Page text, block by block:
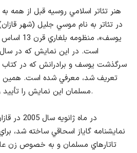
هنر تئاتر اسلامي روسيه قبل از همه
در تئاتر به نام موسي جليل (شهر
يوسف»،
سرگذشت يوسف و برادرانش كه در
تعريف شد، معرفي شده است. همين
مسلمان اين نمايش را تأييد و از اجراي آن قدرداني كنند.
در ماه
نمايشنامه گاياز اسحاقي ساخته شد،
تاتارهاي مسلمان و به خصوص زن